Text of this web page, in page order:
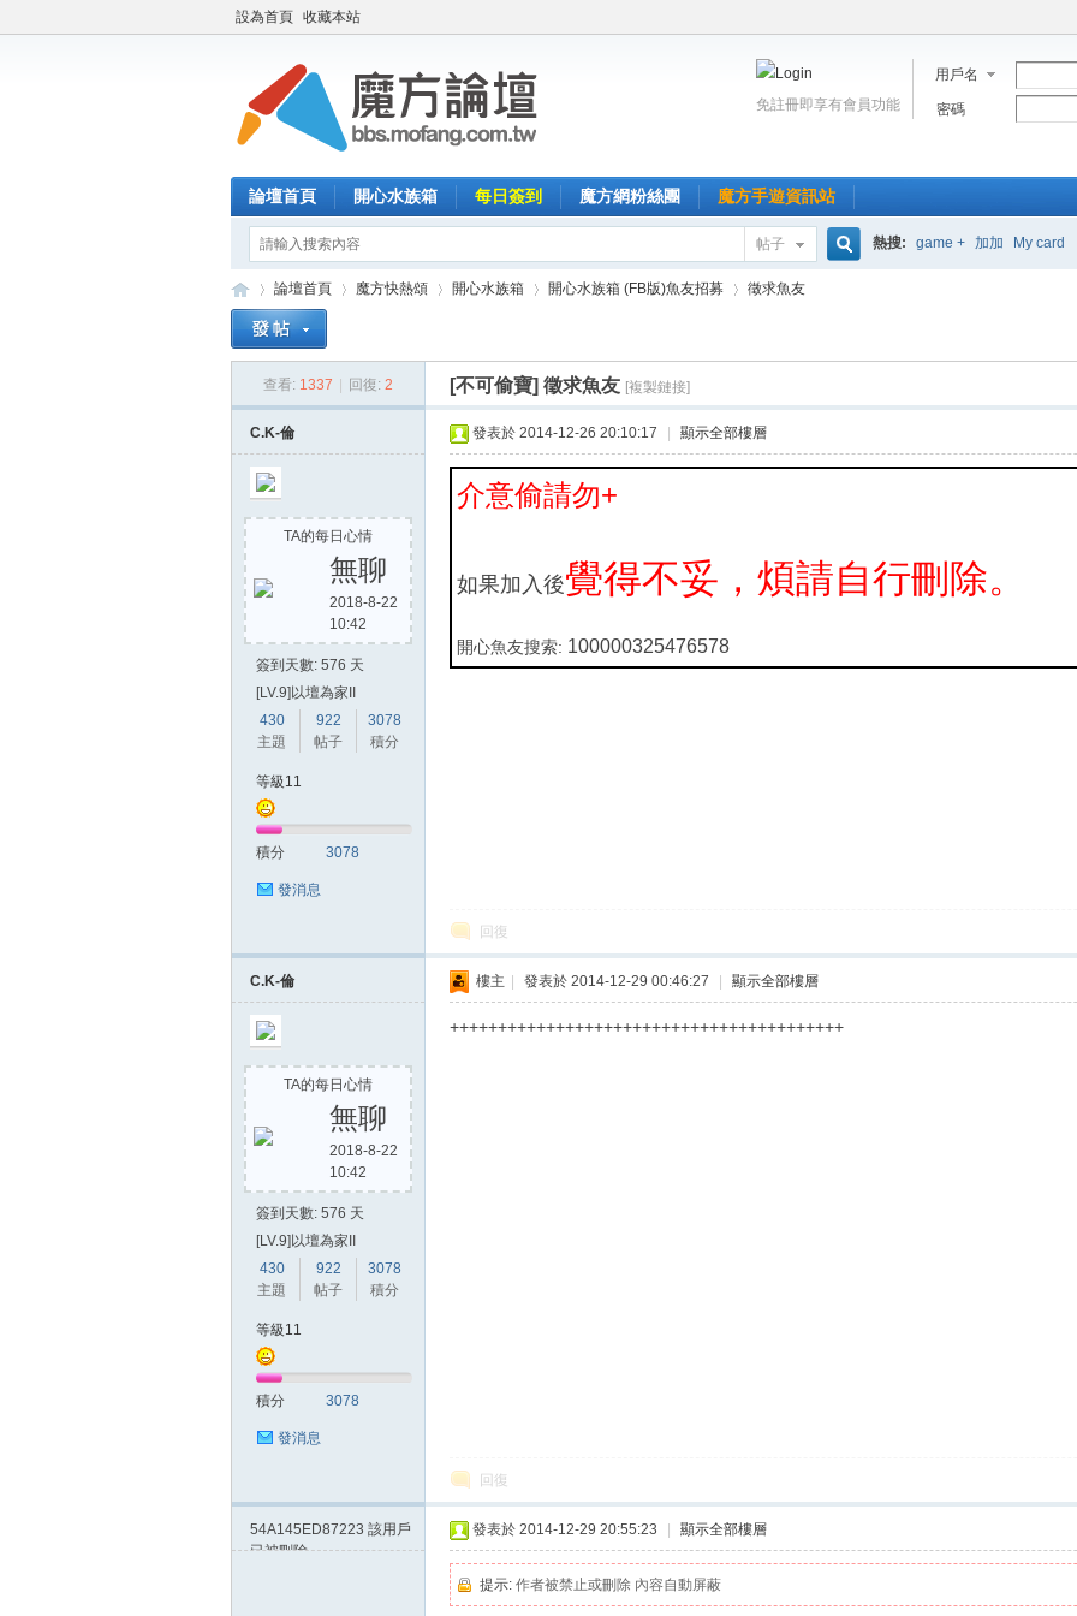
設為首頁 收藏本站
用戶名
密碼
免註冊即享有會員功能
論壇首頁 開心水族箱 每日簽到 魔方網粉絲團 魔方手遊資訊站
帖子 熱搜: game + 加加 My card
方
論壇首頁 魔方快熱頌 開心水族箱
›
開心水族箱 (FB版)魚友招募 徵求魚友
查看: 1337 回復: 2 [不可偷寶] 徵求魚友 [複製鏈接]
C.K-倫
TA的每日心情
無聊
2018-8-22
10:42
簽到天數: 576 天
[LV.9]以壇為家II
430
主題
922
帖子
3078
積分
等級11
積分 3078
發消息
發表於 2014-12-26 20:10:17 顯示全部樓層
介意偷請勿+
如果加入後覺得不妥，煩請自行刪除。
開心魚友搜索: 100000325476578
回復
C.K-倫
TA的每日心情
無聊
2018-8-22
10:42
簽到天數: 576 天
[LV.9]以壇為家II
430
主題
922
帖子
3078
積分
等級11
積分 3078
發消息
樓主 發表於 2014-12-29 00:46:27 顯示全部樓層
+++++++++++++++++++++++++++++++++++++++++
回復
54A145ED87223 該用戶
已被刪除
發表於 2014-12-29 20:55:23 顯示全部樓層
提示: 作者被禁止或刪除 內容自動屏蔽